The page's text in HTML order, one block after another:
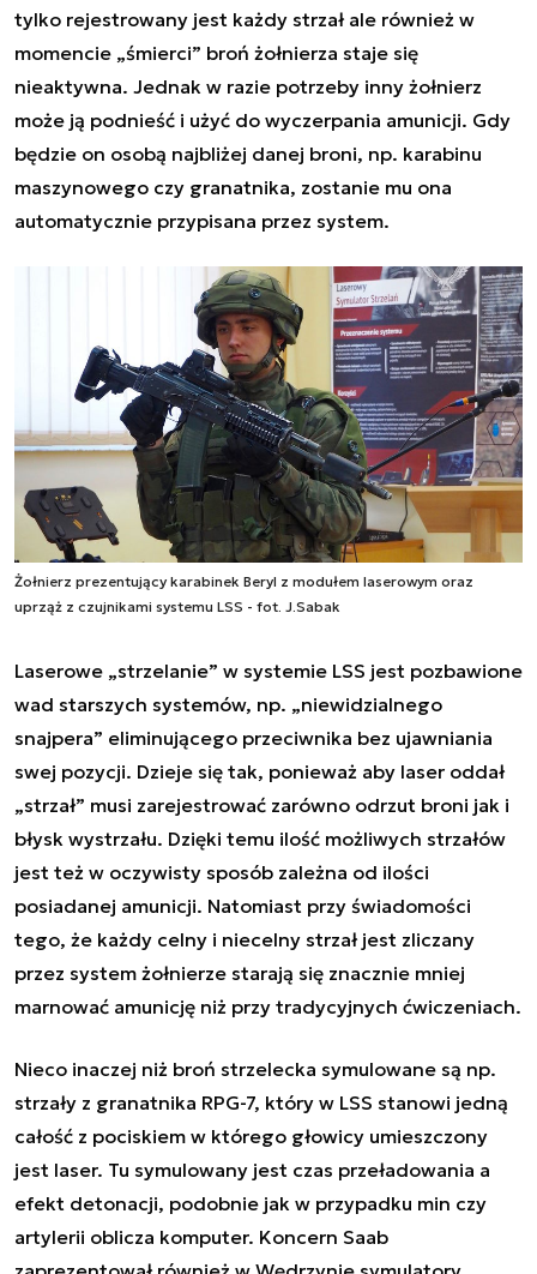
tylko rejestrowany jest każdy strzał ale również w
momencie „śmierci” broń żołnierza staje się
nieaktywna. Jednak w razie potrzeby inny żołnierz
może ją podnieść i użyć do wyczerpania amunicji. Gdy
będzie on osobą najbliżej danej broni, np. karabinu
maszynowego czy granatnika, zostanie mu ona
automatycznie przypisana przez system.
Żołnierz prezentujący karabinek Beryl z modułem laserowym oraz
uprząż z czujnikami systemu LSS - fot. J.Sabak
Laserowe „strzelanie” w systemie LSS jest pozbawione
wad starszych systemów, np. „niewidzialnego
snajpera” eliminującego przeciwnika bez ujawniania
swej pozycji. Dzieje się tak, ponieważ aby laser oddał
„strzał” musi zarejestrować zarówno odrzut broni jak i
błysk wystrzału. Dzięki temu ilość możliwych strzałów
jest też w oczywisty sposób zależna od ilości
posiadanej amunicji. Natomiast przy świadomości
tego, że każdy celny i niecelny strzał jest zliczany
przez system żołnierze starają się znacznie mniej
marnować amunicję niż przy tradycyjnych ćwiczeniach.
Nieco inaczej niż broń strzelecka symulowane są np.
strzały z granatnika RPG-7, który w LSS stanowi jedną
całość z pociskiem w którego głowicy umieszczony
jest laser. Tu symulowany jest czas przeładowania a
efekt detonacji, podobnie jak w przypadku min czy
artylerii oblicza komputer. Koncern Saab